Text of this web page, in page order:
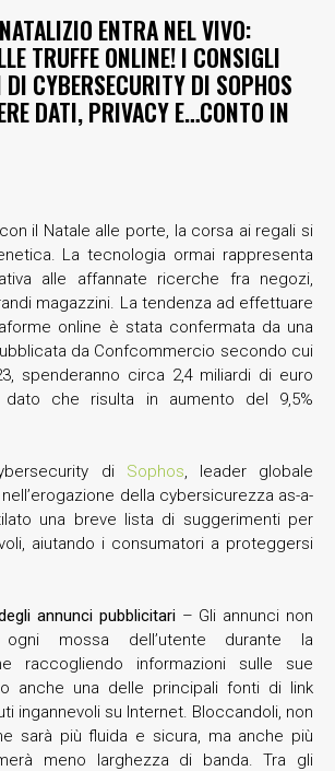
ENTRA NEL VIVO:
TRUFFE ONLINE! I CONSIGLI
DI CYBERSECURITY DI SOPHOS
DATI, PRIVACY E…CONTO IN
il Natale alle porte, la corsa ai regali si
La tecnologia ormai rappresenta
alle affannate ricerche fra negozi,
magazzini. La tendenza ad effettuare
online è stata confermata da una
da Confcommercio secondo cui
spenderanno circa 2,4 miliardi di euro
dato che risulta in aumento del 9,5%
di Sophos, leader globale
nell’erogazione della cybersicurezza as-a-
una breve lista di suggerimenti per
aiutando i consumatori a proteggersi
annunci pubblicitari– Gli annunci non
mossa dell’utente durante la
raccogliendo informazioni sulle sue
anche una delle principali fonti di link
ingannevoli su Internet. Bloccandoli, non
sarà più fluida e sicura, ma anche più
meno larghezza di banda. Tra gli